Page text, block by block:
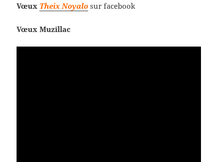
Vœux Theix Noyalo sur facebook
Vœux Muzillac